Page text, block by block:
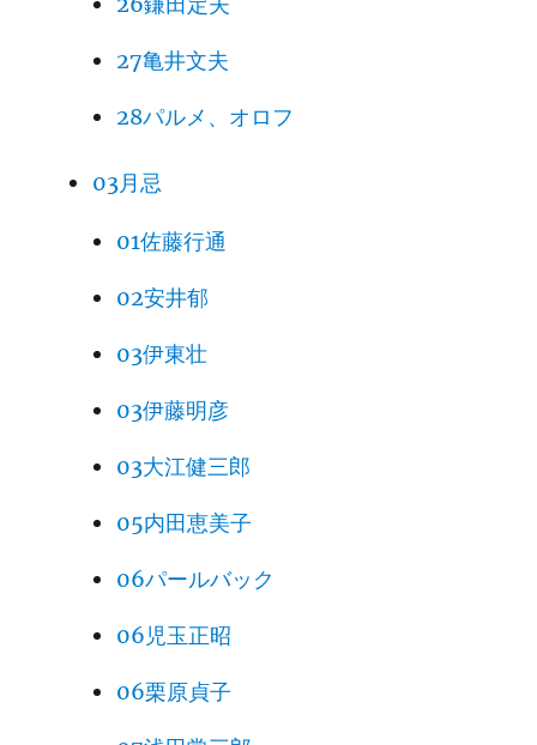
27亀井文夫
28パルメ、オロフ
03月忌
01佐藤行通
02安井郁
03伊東壮
03伊藤明彦
03大江健三郎
05内田恵美子
06パールバック
06児玉正昭
06栗原貞子